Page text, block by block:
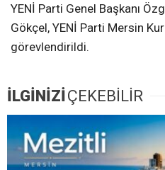
YENİ Parti Genel Başkanı
Gökçel, YENİ Parti Mersin
görevlendirildi.
İLGİNİZİÇEKEBİLİR